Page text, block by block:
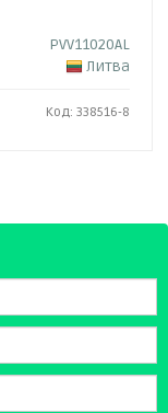
PVV11020AL
Литва
Код: 338516-8